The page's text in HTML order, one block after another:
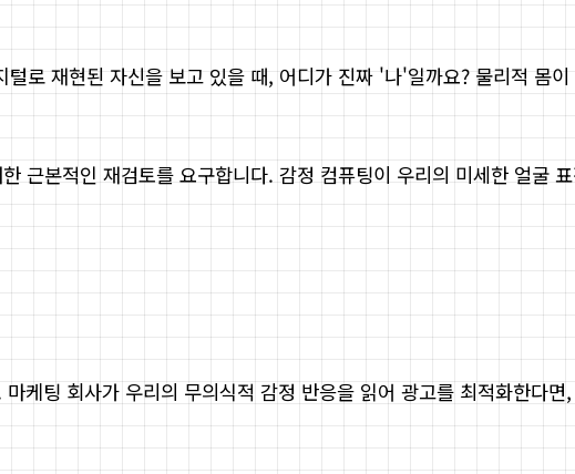
로 재현된 자신을 보고 있을 때, 어디가 진짜 '나'일까요? 물리적 몸
근본적인 재검토를 요구합니다. 감정 컴퓨팅이 우리의 미세한 얼굴
케팅 회사가 우리의 무의식적 감정 반응을 읽어 광고를 최적화한다